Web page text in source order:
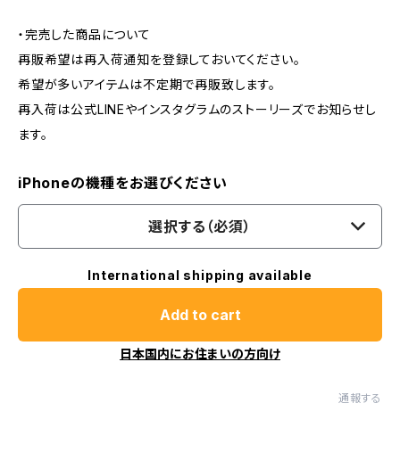
・完売した商品について
再販希望は再入荷通知を登録しておいてください。
希望が多いアイテムは不定期で再販致します。
再入荷は公式LINEやインスタグラムのストーリーズでお知らせし
ます。
iPhoneの機種をお選びください
選択する（必須）
International shipping available
Add to cart
日本国内にお住まいの方向け
通報する